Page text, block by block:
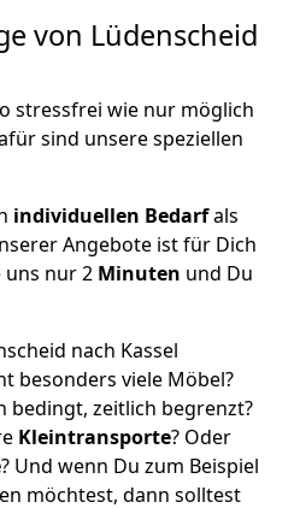
von Lüdenscheid
stressfrei wie nur möglich
sind unsere speziellen
individuellen Bedarfals
Angebote ist für Dich
uns nur 2 Minuten und Du
nach Kassel
besonders viele Möbel?
bedingt, zeitlich begrenzt?
Kleintransporte? Oder
? Und wenn Du zum Beispiel
möchtest, dann solltest